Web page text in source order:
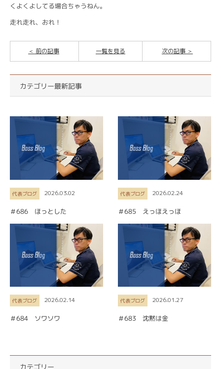
くよくよしてる場合ちゃうねん。
走れ走れ、おれ！
前の記事 次の記事
一覧を見る
カテゴリー最新記事
代表ブログ 2026.03.02
＃686 ほっとした
代表ブログ 2026.02.24
＃685 えっほえっほ
代表ブログ 2026.02.14
＃684 ソワソワ
代表ブログ 2026.01.27
＃683 沈黙は金
カテゴリー